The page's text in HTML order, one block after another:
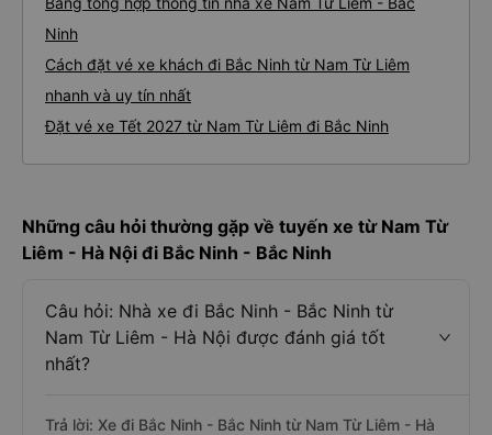
Ninh
Cách đặt vé xe khách đi Bắc Ninh từ Nam Từ Liêm
nhanh và uy tín nhất
Đặt vé xe Tết 2027 từ Nam Từ Liêm đi Bắc Ninh
Những câu hỏi thường gặp về tuyến xe từ Nam Từ
Liêm - Hà Nội đi Bắc Ninh - Bắc Ninh
Câu hỏi: Nhà xe đi Bắc Ninh - Bắc Ninh từ
Nam Từ Liêm - Hà Nội được đánh giá tốt
nhất?
Trả lời: Xe đi Bắc Ninh - Bắc Ninh từ Nam Từ Liêm - Hà